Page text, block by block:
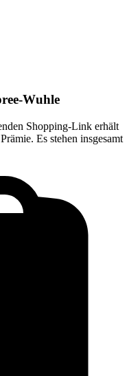
Wuhle
Shopping-Link erhält
Es stehen insgesamt